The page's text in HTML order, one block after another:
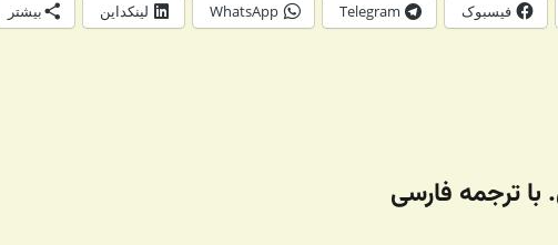
فیسبوک Telegram
WhatsApp لینکداین بیشتر
با ترجمه فارسی